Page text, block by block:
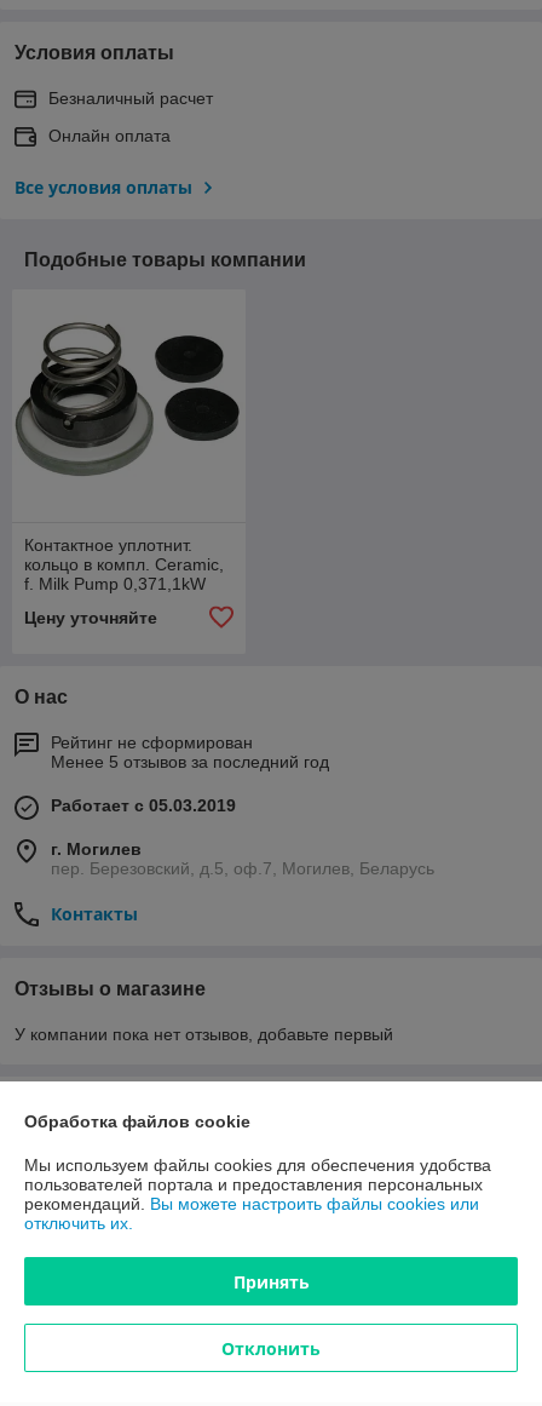
Условия оплаты
Безналичный расчет
Онлайн оплата
Все условия оплаты
Подобные товары компании
Контактное уплотнит.
кольцо в компл. Ceramic,
f. Milk Pump 0,371,1kW
Цену уточняйте
О нас
Рейтинг не сформирован
Менее 5 отзывов за последний год
Работает с 05.03.2019
г. Могилев
пер. Березовский, д.5, оф.7, Могилев, Беларусь
Контакты
Отзывы о магазине
У компании пока нет отзывов, добавьте первый
Контакты
Доставка и оплата
Политика обработки cookies
Обработка файлов cookie
Мы используем файлы cookies для обеспечения удобства
пользователей портала и предоставления персональных
рекомендаций. Вы можете настроить файлы cookies или
отключить их.
Принять
Отклонить